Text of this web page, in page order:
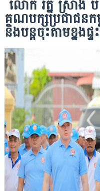
លោក រ័ត្ន ស្រ៊ាង
គណបក្សប្រជាជនក
និងបន្ដចុះតាមខ្នងផ្